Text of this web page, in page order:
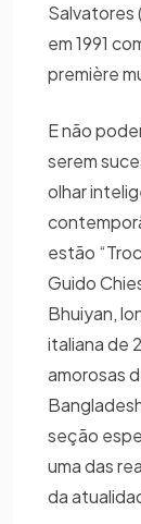
Salvatores
em 1991
première
E não
serem
olhar
estão
Guido
Bhuiyan,
italiana de
amorosas
seção
uma das
da